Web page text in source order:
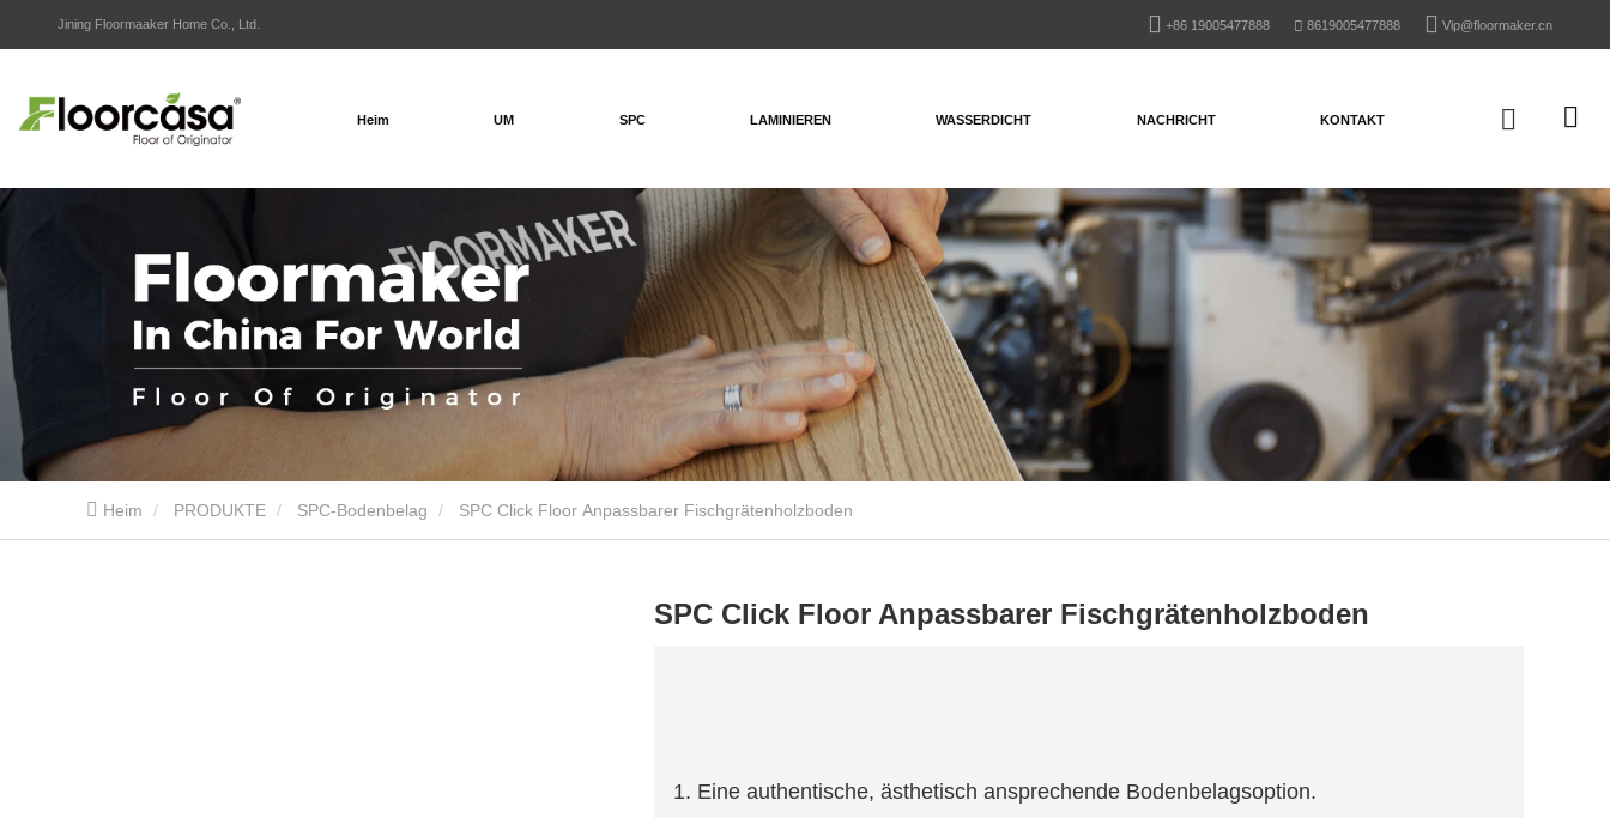
Jining Floormaaker Home Co., Ltd. +86 19005477888 8619005477888 Vip@floormaker.cn
Heim UM SPC LAMINIEREN WASSERDICHT NACHRICHT KONTAKT
Heim PRODUKTE SPC-Bodenbelag SPC Click Floor Anpassbarer Fischgrätenholzboden
SPC Click Floor Anpassbarer Fischgrätenholzboden
1. Eine authentische, ästhetisch ansprechende Bodenbelagsoption.